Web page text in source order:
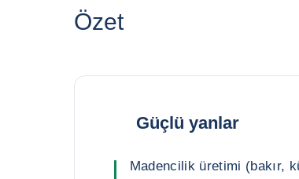
Özet
Güçlü yanlar
Madencilik üretimi (bakır,